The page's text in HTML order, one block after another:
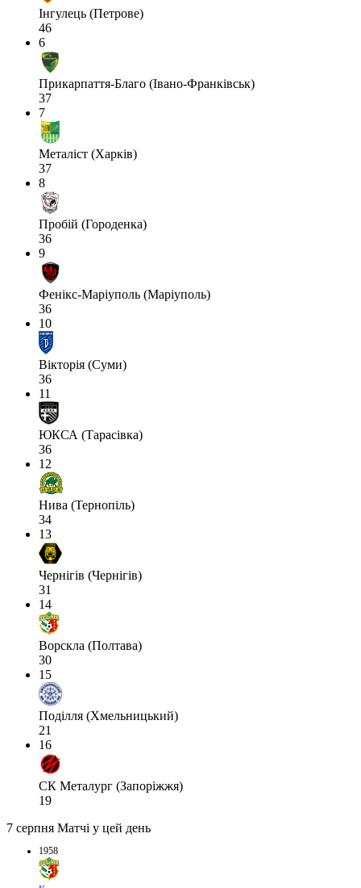
Інгулець (Петрове)
46
6
Прикарпаття-Благо (Івано-Франківськ)
37
7
Металіст (Харків)
37
8
Пробій (Городенка)
36
9
Фенікс-Маріуполь (Маріуполь)
36
10
Вікторія (Суми)
36
11
ЮКСА (Тарасівка)
36
12
Нива (Тернопіль)
34
13
Чернігів (Чернігів)
31
14
Ворскла (Полтава)
30
15
Поділля (Хмельницький)
21
16
СК Металург (Запоріжжя)
19
7 серпня Матчі у цей день
1958